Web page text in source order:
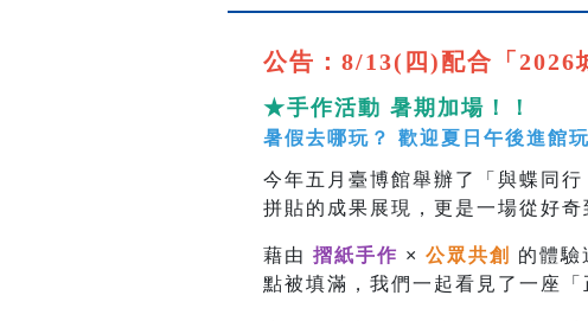
公告：8/13(四)配合「2026
★手作活動 暑期加場！！
暑假去哪玩？ 歡迎夏日午後進館
今年五月臺博館舉辦了「與蝶同
拼貼的成果展現，更是一場從好奇
藉由 摺紙手作 × 公眾共創 的體驗
點被填滿，我們一起看見了一座「